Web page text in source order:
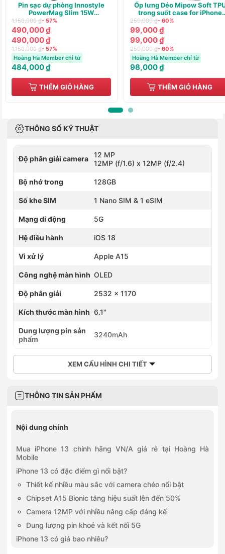
Pin sạc dự phòng Innostyle
PowerMag Slim 15W
(WIRELESS) PD/QC3.0 20W
10000m
1,150,000 ₫- 57%
490,000 ₫
490,000 ₫
1,150,000 ₫- 57%
Hoàng Hà Member chỉ từ
484,000 ₫
THÊM GIỎ HÀNG
Ốp lưng Dẻo Mipow Soft
trong suốt case for iPhone
13/14
250,000 ₫- 60%
99,000 ₫
99,000 ₫
250,000 ₫- 60%
Hoàng Hà Member chỉ từ
98,000 ₫
THÊM GIỎ HÀNG
THÔNG SỐ KỸ THUẬT
Độ phân giải camera
12 MP
12MP (f/1.6) x 12MP (f/2.4)
Bộ nhớ trong 128GB
Số khe SIM 1 Nano SIM & 1 eSIM
Mạng di động 5G
Hệ điều hành iOS 18
Vi xử lý Apple A15
Công nghệ màn hình OLED
Độ phân giải 2532 x 1170
Kích thước màn hình 6.1"
Dung lượng pin sản
phẩm
3240mAh
XEM CẤU HÌNH CHI TIẾT
THÔNG TIN SẢN PHẨM
Nội dung chính
Mua iPhone 13 chính hãng VN/A giá rẻ tại Hoàng Hà
Mobile
iPhone 13 có đặc điểm gì nổi bật?
Thiết kế nhiều màu sắc với camera chéo nổi bật
Chipset A15 Bionic tăng hiệu suất lên đến 50%
Camera 12MP với nhiều nâng cấp đáng kể
Dung lượng pin khoẻ và kết nối 5G
iPhone 13 có giá bao nhiêu?